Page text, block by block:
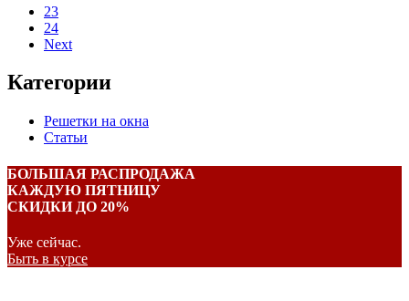
23
24
Next
Категории
Решетки на окна
Статьи
БОЛЬШАЯ РАСПРОДАЖА
КАЖДУЮ ПЯТНИЦУ
СКИДКИ ДО 20%
Уже сейчас.
Быть в курсе